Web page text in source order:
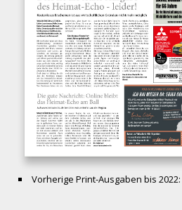
Vorherige Print-Ausgaben bis 2022: